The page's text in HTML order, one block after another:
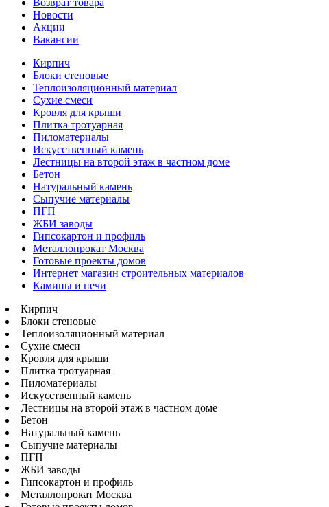
Возврат товара
Новости
Акции
Вакансии
Кирпич
Блоки стеновые
Теплоизоляционный материал
Сухие смеси
Кровля для крыши
Плитка тротуарная
Пиломатериалы
Искусственный камень
Лестницы на второй этаж в частном доме
Бетон
Натуральный камень
Сыпучие материалы
ПГП
ЖБИ заводы
Гипсокартон и профиль
Металлопрокат Москва
Готовые проекты домов
Интернет магазин строительных материалов
Камины и печи
Кирпич
Блоки стеновые
Теплоизоляционный материал
Сухие смеси
Кровля для крыши
Плитка тротуарная
Пиломатериалы
Искусственный камень
Лестницы на второй этаж в частном доме
Бетон
Натуральный камень
Сыпучие материалы
ПГП
ЖБИ заводы
Гипсокартон и профиль
Металлопрокат Москва